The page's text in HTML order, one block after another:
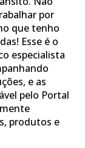
por
que tenho
Esse é o
especialista
e as
pelo Portal
produtos e